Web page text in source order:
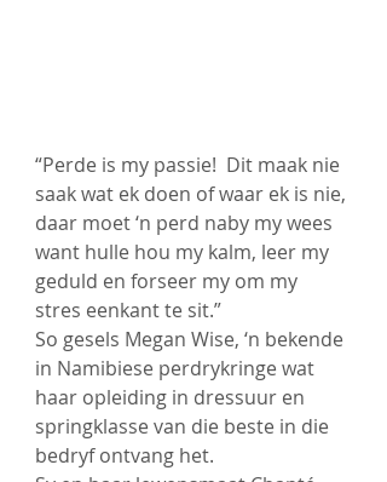
“Perde is my passie!  Dit maak nie
saak wat ek doen of waar ek is nie,
daar moet ‘n perd naby my wees
want hulle hou my kalm, leer my
geduld en forseer my om my
stres eenkant te sit.”
So gesels Megan Wise, ‘n bekende
in Namibiese perdrykringe wat
haar opleiding in dressuur en
springklasse van die beste in die
bedryf ontvang het.